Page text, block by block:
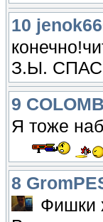
10
З.Ы.
9
Я тоже
8
Фишки